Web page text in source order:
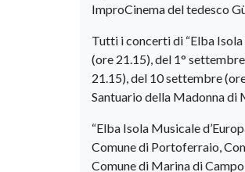
ImproCinema del tedesco
Tutti i concerti di “Elba
(ore 21.15), del 1°
21.15), del 10 settembre
Santuario della Madonna di
“Elba Isola Musicale
Comune di Portoferraio,
Comune di Marina di